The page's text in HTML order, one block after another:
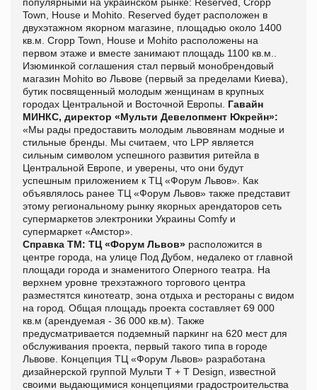
Town, House и Mohito. Reserved будет расположен в
двухэтажном якорном магазине, площадью около 1400
кв.м. Cropp Town, House и Mohito расположены на
первом этаже и вместе занимают площадь 1100 кв.м..
Изюминкой соглашения стал первый монобрендовый
магазин Mohito во Львове (первый за пределами Киева),
бутик посвященный молодым женщинам в крупных
городах Центральной и Восточной Европы.
Гавайн
МИНКС, директор «Мульти Девелопмент Юкрейн»:
«Мы рады предоставить молодым львовянам модные и
стильные бренды. Мы считаем, что LPP является
сильным символом успешного развития ритейла в
Центральной Европе, и уверены, что они будут
успешным приложением к ТЦ «Форум Львов». Как
объявлялось ранее ТЦ «Форум Львов» также представит
этому региональному рынку якорных арендаторов сеть
супермаркетов электроники Украины Comfy и
супермаркет «Амстор».
Справка ТМ: ТЦ «Форум Львов» расположится в
центре города, на улице Под Дубом, недалеко от главной
площади города и знаменитого Оперного театра. На
верхнем уровне трехэтажного торгового центра
разместятся кинотеатр, зона отдыха и рестораны с видом
на город. Общая площадь проекта составляет 69 000
кв.м (арендуемая - 36 000 кв.м). Также
предусматривается подземный паркинг на 620 мест для
обслуживания проекта, первый такого типа в городе
Львове. Концепция ТЦ «Форум Львов» разработана
дизайнерской группой Мульти T + T Design, известной
своими выдающимися концепциями градостроительства